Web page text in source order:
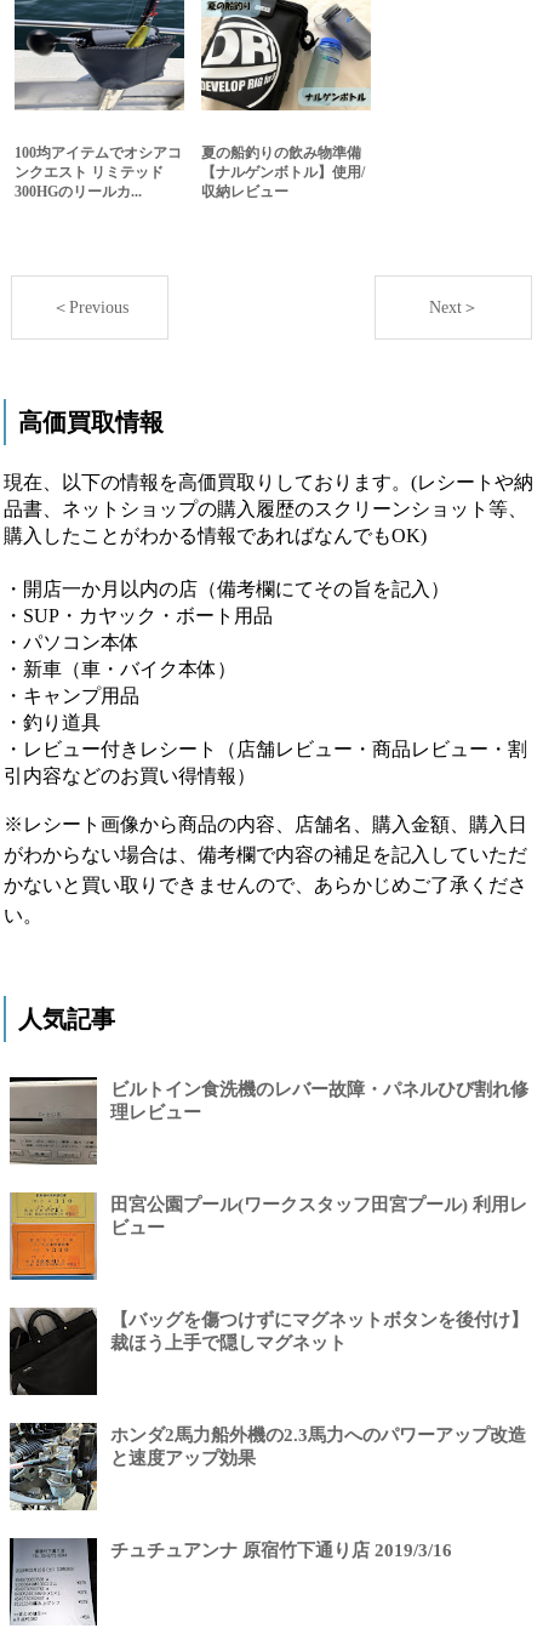
100均アイテムでオシアコ
ンクエスト リミテッド
300HGのリールカ...
夏の船釣りの飲み物準備
【ナルゲンボトル】使用/
収納レビュー
＜Previous Next＞
高価買取情報
現在、以下の情報を高価買取りしております。(レシートや納
品書、ネットショップの購入履歴のスクリーンショット等、
購入したことがわかる情報であればなんでもOK)
・開店一か月以内の店（備考欄にてその旨を記入）
・SUP・カヤック・ボート用品
・パソコン本体
・新車（車・バイク本体）
・キャンプ用品
・釣り道具
・レビュー付きレシート（店舗レビュー・商品レビュー・割
引内容などのお買い得情報）
※レシート画像から商品の内容、店舗名、購入金額、購入日
がわからない場合は、備考欄で内容の補足を記入していただ
かないと買い取りできませんので、あらかじめご了承くださ
い。
人気記事
ビルトイン食洗機のレバー故障・パネルひび割れ修
理レビュー
田宮公園プール(ワークスタッフ田宮プール) 利用レ
ビュー
【バッグを傷つけずにマグネットボタンを後付け】
裁ほう上手で隠しマグネット
ホンダ2馬力船外機の2.3馬力へのパワーアップ改造
と速度アップ効果
チュチュアンナ 原宿竹下通り店 2019/3/16